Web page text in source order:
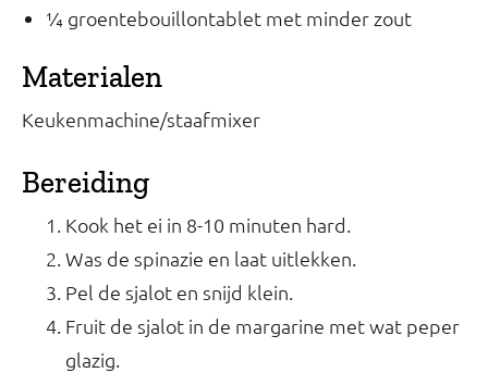
¼ groentebouillontablet met minder zout
Materialen
Keukenmachine/staafmixer
Bereiding
Kook het ei in 8-10 minuten hard.
Was de spinazie en laat uitlekken.
Pel de sjalot en snijd klein.
Fruit de sjalot in de margarine met wat peper
glazig.